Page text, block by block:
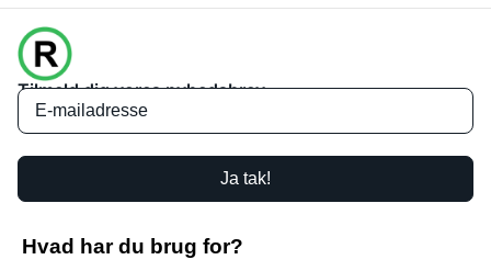
Tilmeld dig vores nyhedsbrev
Ja tak!
Hvad har du brug for?